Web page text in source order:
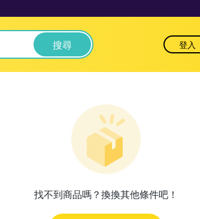
搜尋 登入
找不到商品嗎？換換其他條件吧！